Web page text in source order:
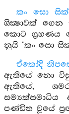
කං සො
ශික්‍ෂාවක් ගෙන
කොට ග්‍රහණය
නුයි ‘කං සො
ඒකෝදි
ඇතියේ නො
ඇතියේ,
පණ්ඩිත වූයේ